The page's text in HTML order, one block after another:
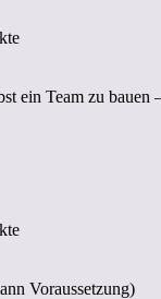
Team zu bauen
Voraussetzung)